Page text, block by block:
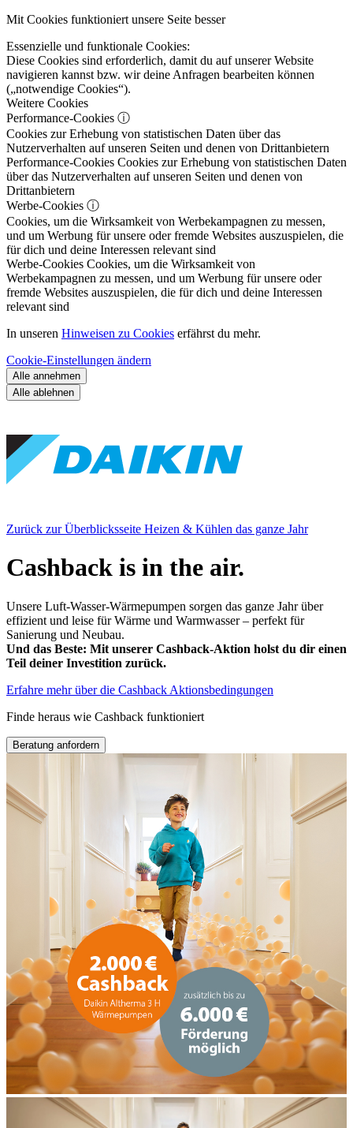
Mit Cookies funktioniert unsere Seite besser
Essenzielle und funktionale Cookies:
Diese Cookies sind erforderlich, damit du auf unserer Website
navigieren kannst bzw. wir deine Anfragen bearbeiten können
(„notwendige Cookies“).
Weitere Cookies
Performance-Cookies ⓘ
Cookies zur Erhebung von statistischen Daten über das
Nutzerverhalten auf unseren Seiten und denen von Drittanbietern
Performance-Cookies Cookies zur Erhebung von statistischen Daten
über das Nutzerverhalten auf unseren Seiten und denen von
Drittanbietern
Werbe-Cookies ⓘ
Cookies, um die Wirksamkeit von Werbekampagnen zu messen,
und um Werbung für unsere oder fremde Websites auszuspielen, die
für dich und deine Interessen relevant sind
Werbe-Cookies Cookies, um die Wirksamkeit von
Werbekampagnen zu messen, und um Werbung für unsere oder
fremde Websites auszuspielen, die für dich und deine Interessen
relevant sind
In unseren Hinweisen zu Cookies erfährst du mehr.
Cookie-Einstellungen ändern
Alle annehmen
Alle ablehnen
Zurück zur Überblicksseite Heizen & Kühlen das ganze Jahr
Cashback is in the air.
Unsere Luft‑Wasser‑Wärmepumpen sorgen das ganze Jahr über
effizient und leise für Wärme und Warmwasser – perfekt für
Sanierung und Neubau.
Und das Beste: Mit unserer Cashback‑Aktion holst du dir einen
Teil deiner Investition zurück.
Erfahre mehr über die Cashback Aktionsbedingungen
Finde heraus wie Cashback funktioniert
Beratung anfordern